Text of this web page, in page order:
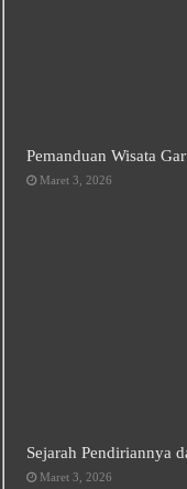
Pemanduan Wisata
Maret 3, 2026
Sejarah Pendiriannya
Maret 3, 2026